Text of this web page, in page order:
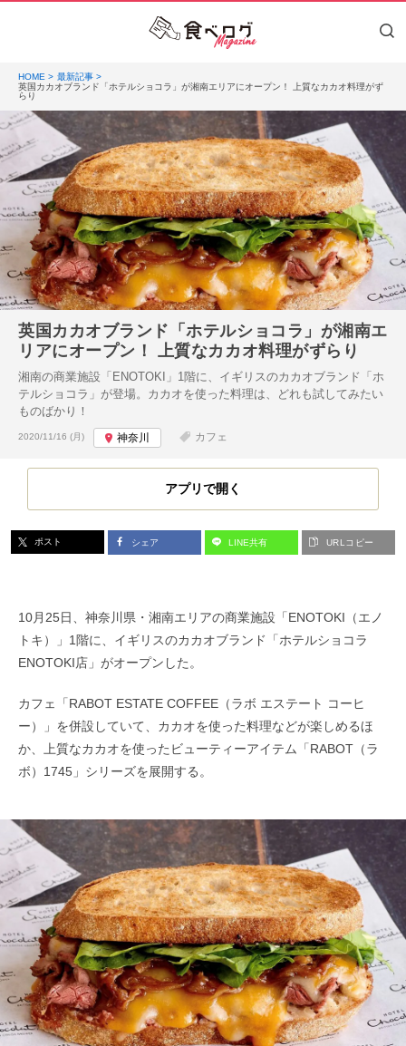
HOME
最新記事
英国カカオブランド「ホテルショコラ」が湘南エリアにオープン！ 上質なカカオ料理がず
らり
英国カカオブランド「ホテルショコラ」が湘南エ
リアにオープン！ 上質なカカオ料理がずらり
湘南の商業施設「ENOTOKI」1階に、イギリスのカカオブランド「ホ
テルショコラ」が登場。カカオを使った料理は、どれも試してみたい
ものばかり！
投稿日:
2020/11/16 (月) 神奈川 カフェ
アプリで開く
ポスト シェア LINE共有 URLコピー
10月25日、神奈川県・湘南エリアの商業施設「ENOTOKI（エノ
トキ）」1階に、イギリスのカカオブランド「ホテルショコラ
ENOTOKI店」がオープンした。
カフェ「RABOT ESTATE COFFEE（ラボ エステート コーヒ
ー）」を併設していて、カカオを使った料理などが楽しめるほ
か、上質なカカオを使ったビューティーアイテム「RABOT（ラ
ボ）1745」シリーズを展開する。